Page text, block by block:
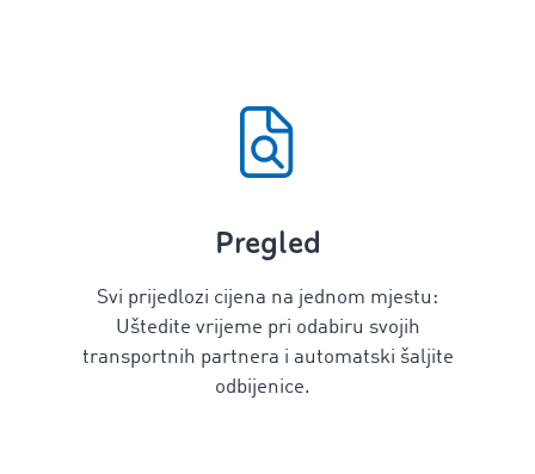
Pregled
Svi prijedlozi cijena na jednom mjestu:
Uštedite vrijeme pri odabiru svojih
transportnih partnera i automatski šaljite
odbijenice.